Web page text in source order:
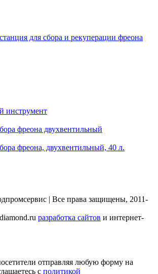
для сбора и рекуперации фреона
инструмент
фреона двухвентильный
фреона, двухвентильный, 40 л.
| Все права защищены, 2011-
разработка сайтов и интернет-
отправляя любую форму на
с политикой